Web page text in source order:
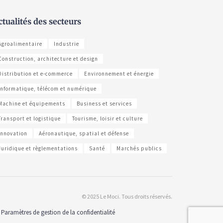
des secteurs
Industrie
architecture et design
et e-commerce Environnement et énergie
télécom et numérique
et équipements Business et services
et logistique Tourisme, loisir et culture
Aéronautique, spatial et défense
et règlementations Santé Marchés publics
© 2025 Le Moci. Tous droits réservés.
Paramètres de gestion de la confidentialité